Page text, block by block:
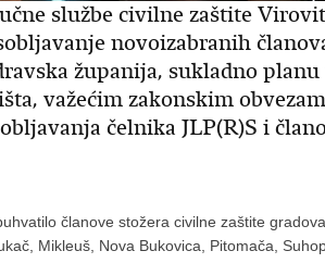
službe civilne zaštite
novoizabranih
županija, sukladno
važećim zakonskim
čelnika JLP(R)S i
članove stožera civilne zaštite
Mikleuš, Nova Bukovica, Pitomača,